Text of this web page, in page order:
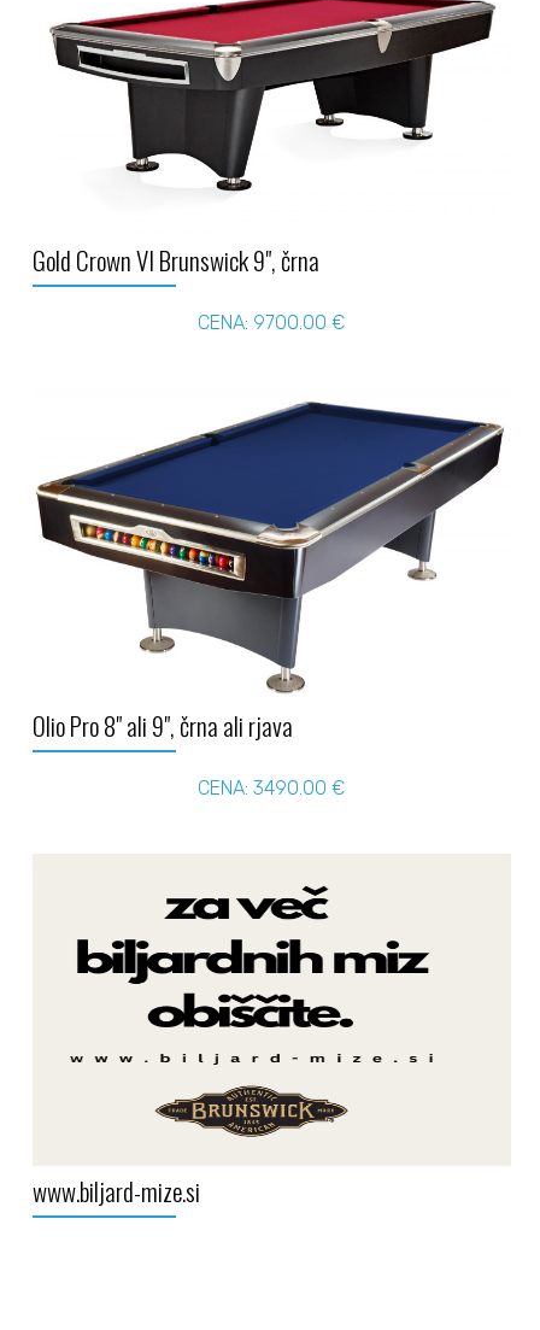
Gold Crown VI Brunswick 9", črna
CENA: 9700.00 €
Olio Pro 8" ali 9", črna ali rjava
CENA: 3490.00 €
www.biljard-mize.si